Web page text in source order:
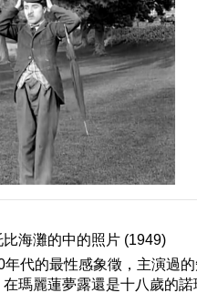
海灘的中的照片 (1949)
年代的最性感象徵，主演過
瑪麗蓮夢露還是十八歲的